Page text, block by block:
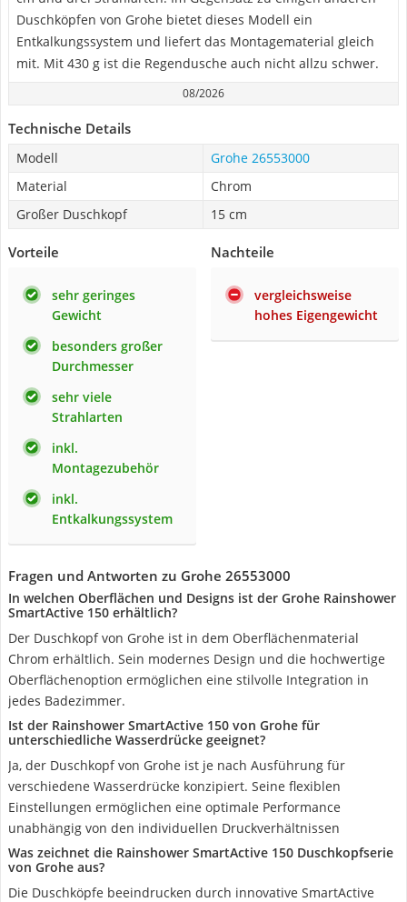
Duschköpfen von Grohe bietet dieses Modell ein
Entkalkungssystem und liefert das Montagematerial gleich
mit. Mit 430 g ist die Regendusche auch nicht allzu schwer.
08/2026
Technische Details
Modell
Grohe 26553000
Material
Chrom
Großer Duschkopf
15 cm
Vorteile
sehr geringes
Gewicht
besonders großer
Durchmesser
sehr viele
Strahlarten
inkl.
Montagezubehör
inkl.
Entkalkungssystem
Nachteile
vergleichsweise
hohes Eigengewicht
Fragen und Antworten zu Grohe 26553000
In welchen Oberflächen und Designs ist der Grohe Rainshower
SmartActive 150 erhältlich?
Der Duschkopf von Grohe ist in dem Oberflächenmaterial
Chrom erhältlich. Sein modernes Design und die hochwertige
Oberflächenoption ermöglichen eine stilvolle Integration in
jedes Badezimmer.
Ist der Rainshower SmartActive 150 von Grohe für
unterschiedliche Wasserdrücke geeignet?
Ja, der Duschkopf von Grohe ist je nach Ausführung für
verschiedene Wasserdrücke konzipiert. Seine flexiblen
Einstellungen ermöglichen eine optimale Performance
unabhängig von den individuellen Druckverhältnissen
Was zeichnet die Rainshower SmartActive 150 Duschkopfserie
von Grohe aus?
Die Duschköpfe beeindrucken durch innovative SmartActive